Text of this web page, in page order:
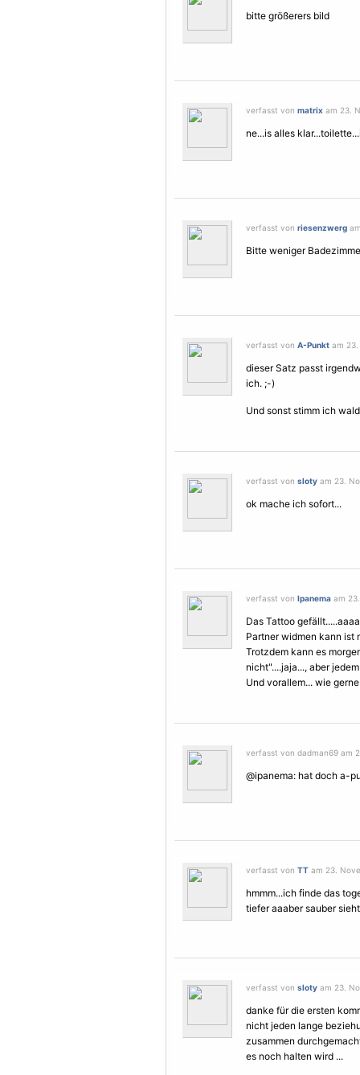
bitte größerers bild
verfasst von matrix am 23.
ne...is alles
verfasst von riesenzwerg
Bitte weniger
verfasst von A-Punkt am
dieser Satz passt
ich. ;-)
Und sonst stimm ich
verfasst von sloty am 23.
ok mache ich sofort...
verfasst von Ipanema am
Das Tattoo
Partner widmen kann ist
Trotzdem kann es
nicht"....jaja..., aber
Und vorallem... wie
verfasst von dadman69 am
@ipanema: hat doch a-
verfasst von TT am 23.
hmmm...ich finde das
tiefer aaaber sauber
verfasst von sloty am 23.
danke für die ersten
nicht jeden lange
zusammen
es noch halten wird ...